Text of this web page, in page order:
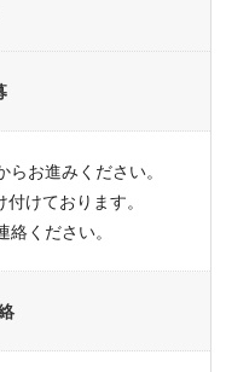
らお進みください。
けております。
ください。